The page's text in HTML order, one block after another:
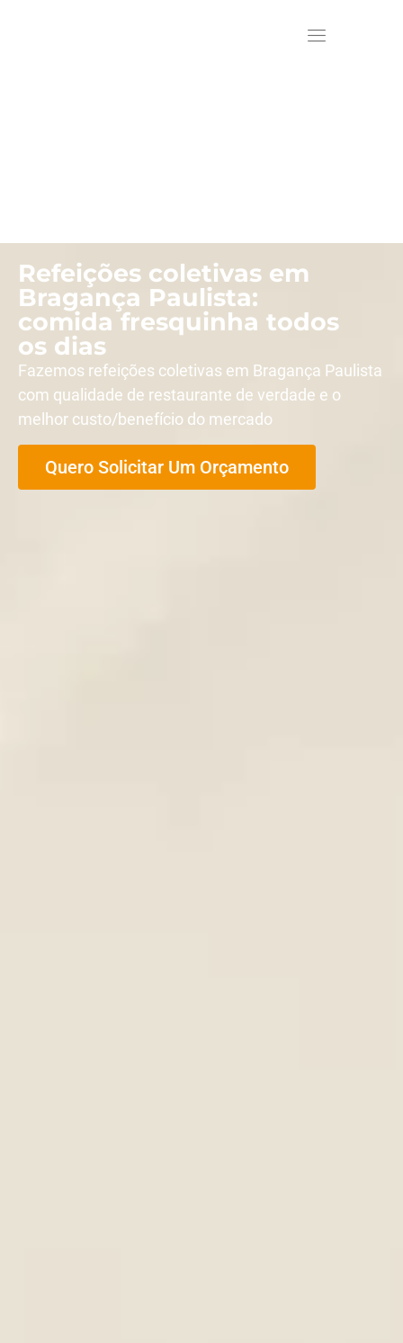
Refeições coletivas em
Bragança Paulista:
comida fresquinha todos
os dias
Fazemos refeições coletivas em Bragança Paulista
com qualidade de restaurante de verdade e o
melhor custo/benefício do mercado
Quero Solicitar Um Orçamento